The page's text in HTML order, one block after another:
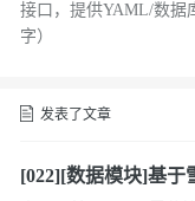
接口，提供YAML/数据
字）
发表了文章
[022][数据模块]基于